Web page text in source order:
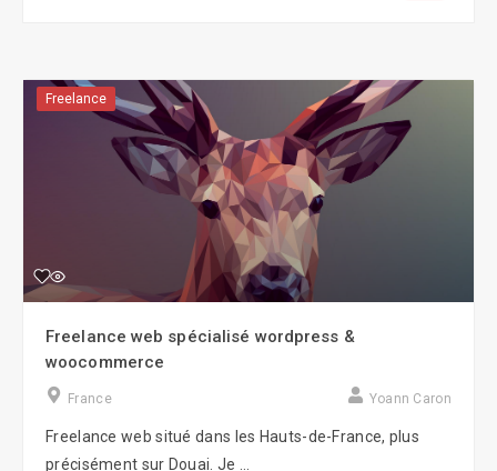
Freelance
Freelance web spécialisé wordpress &
woocommerce
France Yoann Caron
Freelance web situé dans les Hauts-de-France, plus
précisément sur Douai. Je ...